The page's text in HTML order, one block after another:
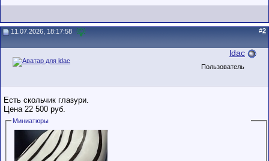
11.07.2026, 18:17:58 #2
ldac
Пользователь
Есть скольчик глазури.
Цена 22 500 руб.
Миниатюры